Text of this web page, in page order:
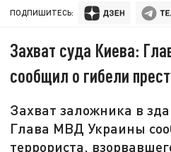
ПОДПИШИТЕСЬ:
Захват суда Киева:
сообщил о гибели
Захват заложника в
Глава МВД Украины
террориста,